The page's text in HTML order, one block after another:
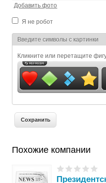
Добавить фото
Я не робот
Я спамер
Введите символы с картинки
Кликните или перетащите
Похожие компании